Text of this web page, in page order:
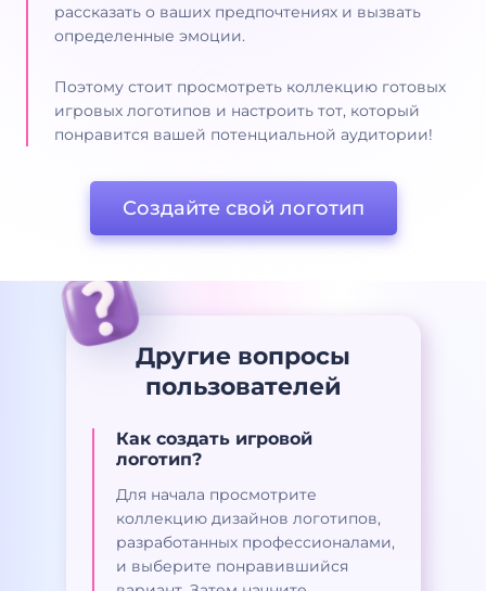
рассказать о ваших предпочтениях и вызвать
определенные эмоции.
Поэтому стоит просмотреть коллекцию готовых
игровых логотипов и настроить тот, который
понравится вашей потенциальной аудитории!
Создайте свой логотип
Другие вопросы
пользователей
Как создать игровой
логотип?
Для начала просмотрите
коллекцию дизайнов логотипов,
разработанных профессионалами,
и выберите понравившийся